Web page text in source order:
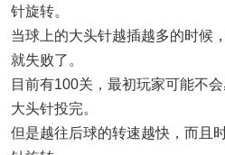
针旋转。
当球上的大头针越插越多的时候
就失败了。
目前有100关，最初玩家可能不
大头针投完。
但是越往后球的转速越快，而且